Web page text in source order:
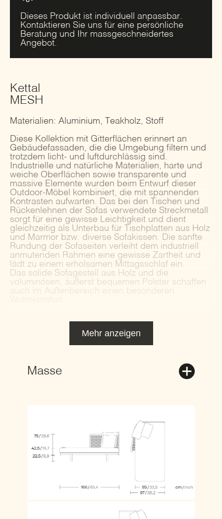
Dieses Produkt ist individuell anpassbar.
Kontaktieren Sie uns für eine persönliche
Beratung und Ihr massgeschneidertes
Angebot.
Kettal
MESH
Materialien: Aluminium, Teakholz, Stoff
Diese Kollektion mit Gitterflächen erinnert an
Gebäudefassaden, die die Umgebung filtern und
trotzdem licht- und luftdurchlässig sind.
Industrielle und natürliche Materialien, harte und
weiche Oberflächen sowie transparente und
massive Elemente wurden beim Entwurf dieser
Outdoor-Möbel kombiniert, die mit spannenden
Kontrasten aufwarten. Das bei den Tischen und
Rückenlehnen der Sofas verwendete Streckmetall
sorgt für eine gewisse Leichtigkeit und dient
gleichzeitig als Unterbau für Tischplatten aus Holz
und Marmor bzw. diverse Sofakissen. Die sanfte
Rundung der Sofaseiten verleiht dem industriell
anmutenden Rahmen eine gewisse Zartheit und
lädt zu einem erholsamen Mittagsschlaf ein.
Das solide Sofagestell aus Holz und die
voluminösen, äußerst bequemen Polster schaffen
auch im Außenbereich einen besonderen
Mehr anzeigen
Masse